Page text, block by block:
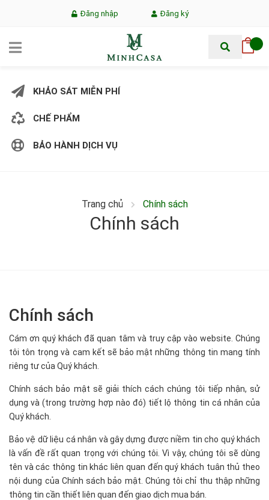
Đăng nhập Đăng ký
KHẢO SÁT MIỄN PHÍ
CHẾ PHẨM
BẢO HÀNH DỊCH VỤ
Trang chủ Chính sách
Chính sách
Chính sách
Cám ơn quý khách đã quan tâm và truy cập vào website. Chúng
tôi tôn trọng và cam kết sẽ bảo mật những thông tin mang tính
riêng tư của Quý khách.
Chính sách bảo mật sẽ giải thích cách chúng tôi tiếp nhận, sử
dụng và (trong trường hợp nào đó) tiết lộ thông tin cá nhân của
Quý khách.
Bảo vệ dữ liệu cá nhân và gây dựng được niềm tin cho quý khách
là vấn đề rất quan trọng với chúng tôi. Vì vậy, chúng tôi sẽ dùng
tên và các thông tin khác liên quan đến quý khách tuân thủ theo
nội dung của Chính sách bảo mật. Chúng tôi chỉ thu thập những
thông tin cần thiết liên quan đến giao dịch mua bán.